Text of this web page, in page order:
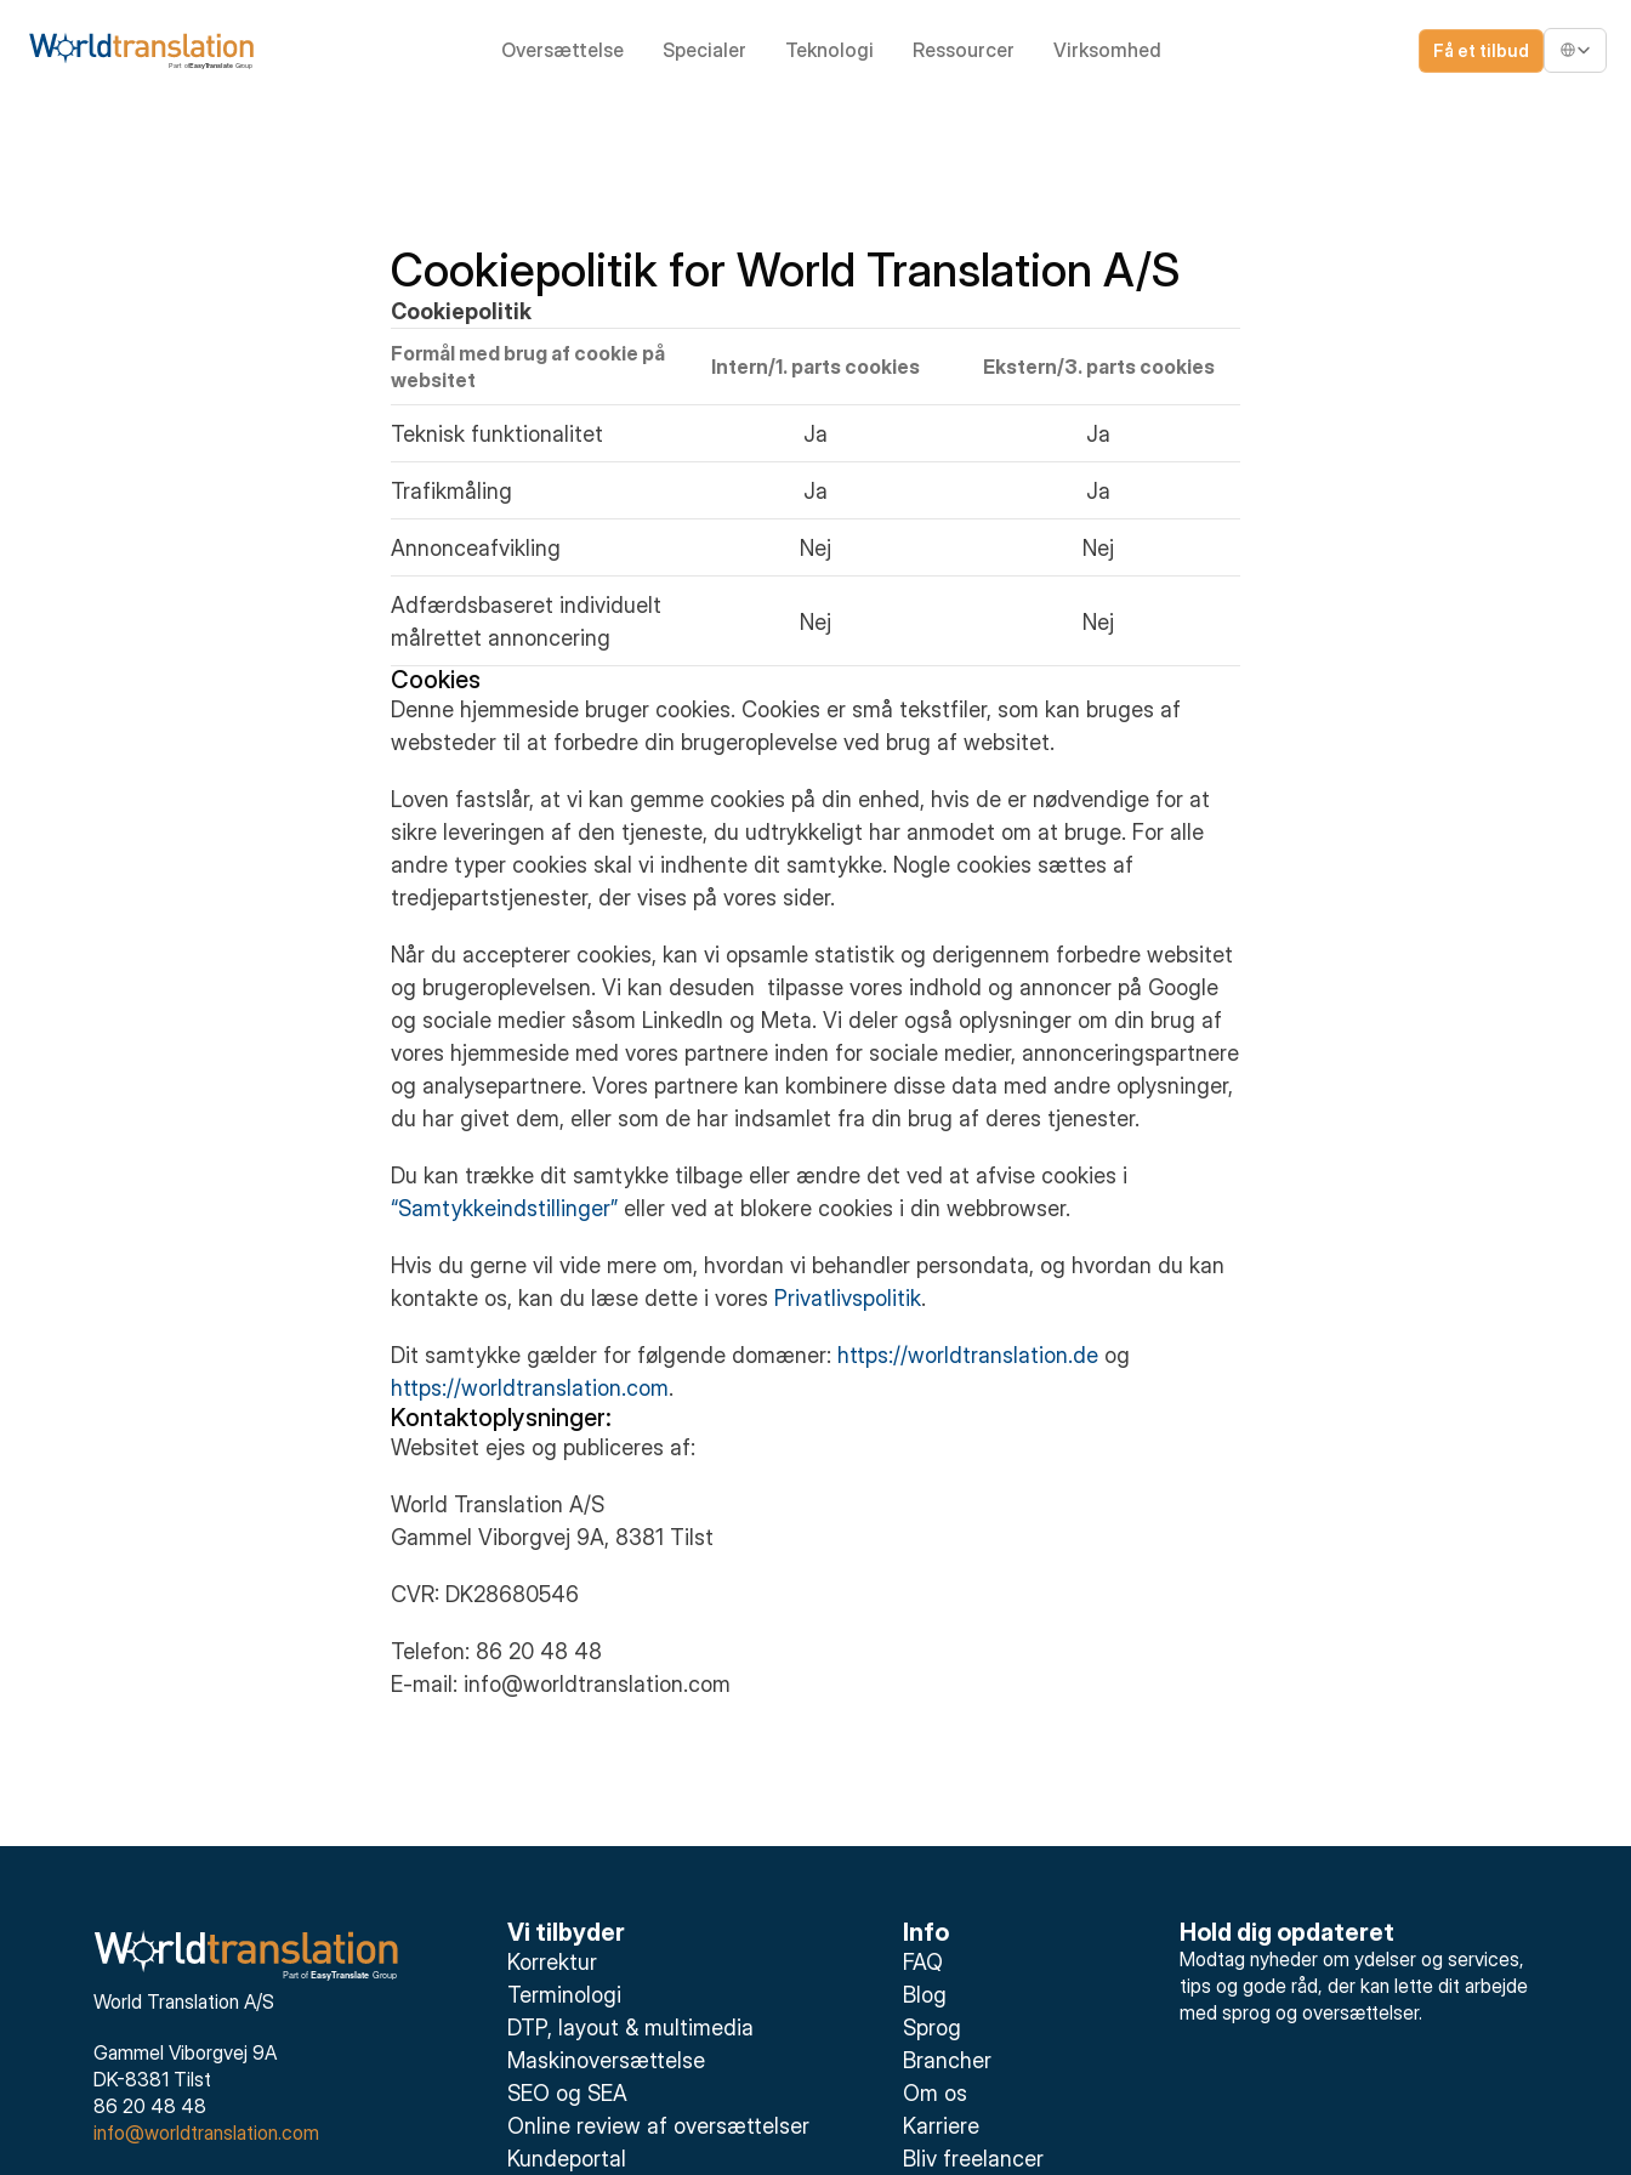
Oversættelse Specialer Teknologi Ressourcer Virksomhed Få et tilbud
Select
Cookiepolitik for World Translation A/S
Cookiepolitik
Formål med brug af cookie på
websitet
Intern/1. parts cookies Ekstern/3. parts cookies
Teknisk funktionalitet Ja Ja
Trafikmåling Ja Ja
Annonceafvikling Nej Nej
Adfærdsbaseret individuelt
målrettet annoncering
Nej Nej
Cookies
Denne hjemmeside bruger cookies. Cookies er små tekstfiler, som kan bruges af
websteder til at forbedre din brugeroplevelse ved brug af websitet.
Loven fastslår, at vi kan gemme cookies på din enhed, hvis de er nødvendige for at
sikre leveringen af den tjeneste, du udtrykkeligt har anmodet om at bruge. For alle
andre typer cookies skal vi indhente dit samtykke. Nogle cookies sættes af
tredjepartstjenester, der vises på vores sider.
Når du accepterer cookies, kan vi opsamle statistik og derigennem forbedre websitet
og brugeroplevelsen. Vi kan desuden tilpasse vores indhold og annoncer på Google
og sociale medier såsom LinkedIn og Meta. Vi deler også oplysninger om din brug af
vores hjemmeside med vores partnere inden for sociale medier, annonceringspartnere
og analysepartnere. Vores partnere kan kombinere disse data med andre oplysninger,
du har givet dem, eller som de har indsamlet fra din brug af deres tjenester.
Du kan trække dit samtykke tilbage eller ændre det ved at afvise cookies i
“Samtykkeindstillinger” eller ved at blokere cookies i din webbrowser.
Hvis du gerne vil vide mere om, hvordan vi behandler persondata, og hvordan du kan
kontakte os, kan du læse dette i vores Privatlivspolitik.
Dit samtykke gælder for følgende domæner: https://worldtranslation.de og
https://worldtranslation.com.
Kontaktoplysninger:
Websitet ejes og publiceres af:
World Translation A/S
Gammel Viborgvej 9A, 8381 Tilst
CVR: DK28680546
Telefon: 86 20 48 48
E-mail: info@worldtranslation.com
World Translation A/S
Gammel Viborgvej 9A
DK-8381 Tilst
86 20 48 48
info@worldtranslation.com
Vi tilbyder
Korrektur
Terminologi
DTP, layout & multimedia
Maskinoversættelse
SEO og SEA
Online review af oversættelser
Kundeportal
Info
FAQ
Blog
Sprog
Brancher
Om os
Karriere
Bliv freelancer
Hold dig opdateret
Modtag nyheder om ydelser og services,
tips og gode råd, der kan lette dit arbejde
med sprog og oversættelser.